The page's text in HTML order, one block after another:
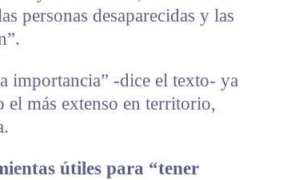
personas desaparecidas y las
importancia” -dice el texto- ya
el más extenso en territorio,
útiles para “tener